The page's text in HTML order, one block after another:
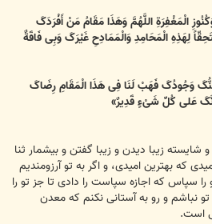
الْمَغْفِرَةِ اللَّهُمَّ وَهَذَا مَقَامُ مَنْ أَفْرَدَکَ
لِهَذِهِ الْمَحَامِدِ وَالْمَمَادِحِ غَیْرَکَ وَبِی فَاقَةٌ
وَجُودُکَ فَهَبْ لَنَا فِی هَذَا الْمَقَامِ رِضَاکَ
عَلى کُلِّ شَیْ‏ءٍ قَدِیرٌ»
شایسته زیبا دیدن و زیبا گفتن و بی‏شمار ثنا
که بهترین امیدی، و اگر به تو آرزومندیم
را سپاس که اجازه سپاست را دادی تا جز تو را
نباشم و رو به آستانی نکنم که معدن
است.